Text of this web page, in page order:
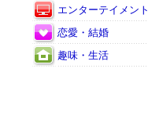
エンターテイメント
恋愛・結婚
趣味・生活